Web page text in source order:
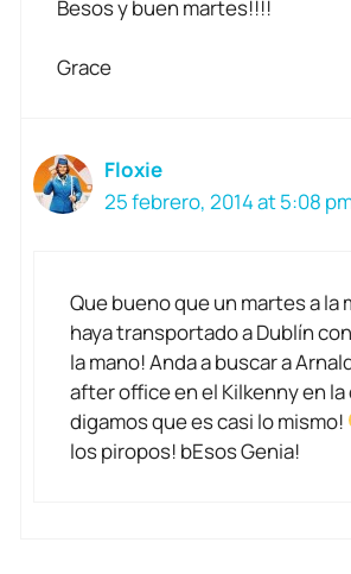
Besos y buen martes!!!!
Grace
Floxie
25 febrero, 2014 at 5:08
Que bueno que un martes a la
haya transportado a Dublín
la mano! Anda a buscar a
after office en el Kilkenny en la
digamos que es casi lo mismo!
los piropos! bEsos Genia!